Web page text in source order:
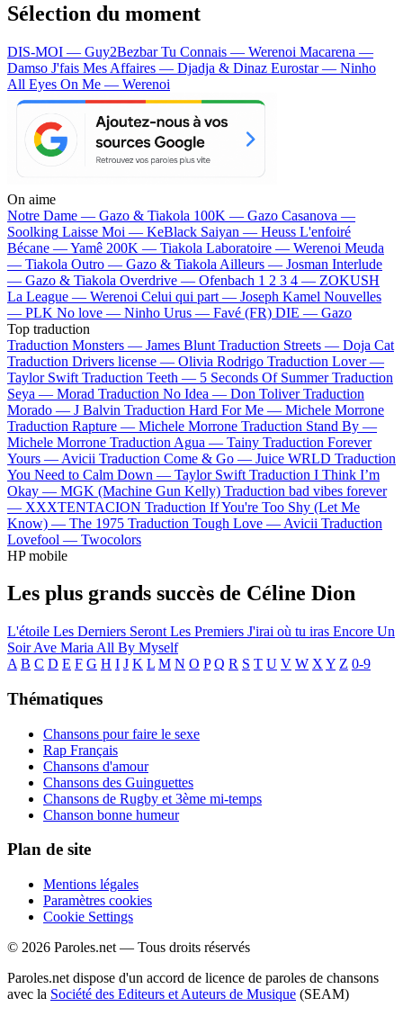
Sélection du moment
DIS-MOI — Guy2BezbarTu Connais — Werenoi Macarena —
Damso J'fais Mes Affaires — Djadja & Dinaz Eurostar — Ninho
All Eyes On Me — Werenoi
On aime
Notre Dame — Gazo & Tiakola 100K — Gazo Casanova —
Soolking Laisse Moi — KeBlack Saiyan — Heuss L'enfoiré
Bécane —Yamê 200K — Tiakola Laboratoire — Werenoi Meuda
— Tiakola Outro — Gazo & Tiakola Ailleurs — Josman Interlude
— Gazo & Tiakola Overdrive — Ofenbach 1 2 3 4 — ZOKUSH
La League — Werenoi Celui qui part — Joseph Kamel Nouvelles
— PLK No love — Ninho Urus — Favé (FR) DIE — Gazo
Top traduction
Traduction Monsters — James Blunt Traduction Streets — Doja Cat
Traduction Drivers license — Olivia Rodrigo Traduction Lover —
Taylor Swift Traduction Teeth — 5 Seconds Of Summer Traduction
Seya — Morad Traduction No Idea — Don Toliver Traduction
Morado — J Balvin Traduction Hard For Me — Michele Morrone
Traduction Rapture — Michele Morrone Traduction Stand By —
Michele Morrone Traduction Agua — Tainy Traduction Forever
Yours — Avicii Traduction Come & Go — Juice WRLD Traduction
You Need to Calm Down — Taylor Swift Traduction I Think I’m
Okay — MGK (Machine Gun Kelly) Traduction bad vibes forever
— XXXTENTACION Traduction If You're Too Shy (Let Me
Know) — The 1975 Traduction Tough Love — Avicii Traduction
Lovefool — Twocolors
HP mobile
Les plus grands succès de Céline Dion
L'étoile Les Derniers Seront Les Premiers J'irai où tu iras Encore Un
SoirAve Maria All By Myself
A B C D E F G H I J K L M N O P Q R S T U V W X Y Z 0-9
Thématiques
Chansons pour faire le sexe
Rap Français
Chansons d'amour
Chansons des Guinguettes
Chansons de Rugby et 3ème mi-temps
Chanson bonne humeur
Plan de site
Mentions légales
Paramètres cookies
Cookie Settings
© 2026 Paroles.net — Tous droits réservés
Paroles.net dispose d'un accord de licence de paroles de chansons
avec la Société des Editeurs et Auteurs de Musique (SEAM)